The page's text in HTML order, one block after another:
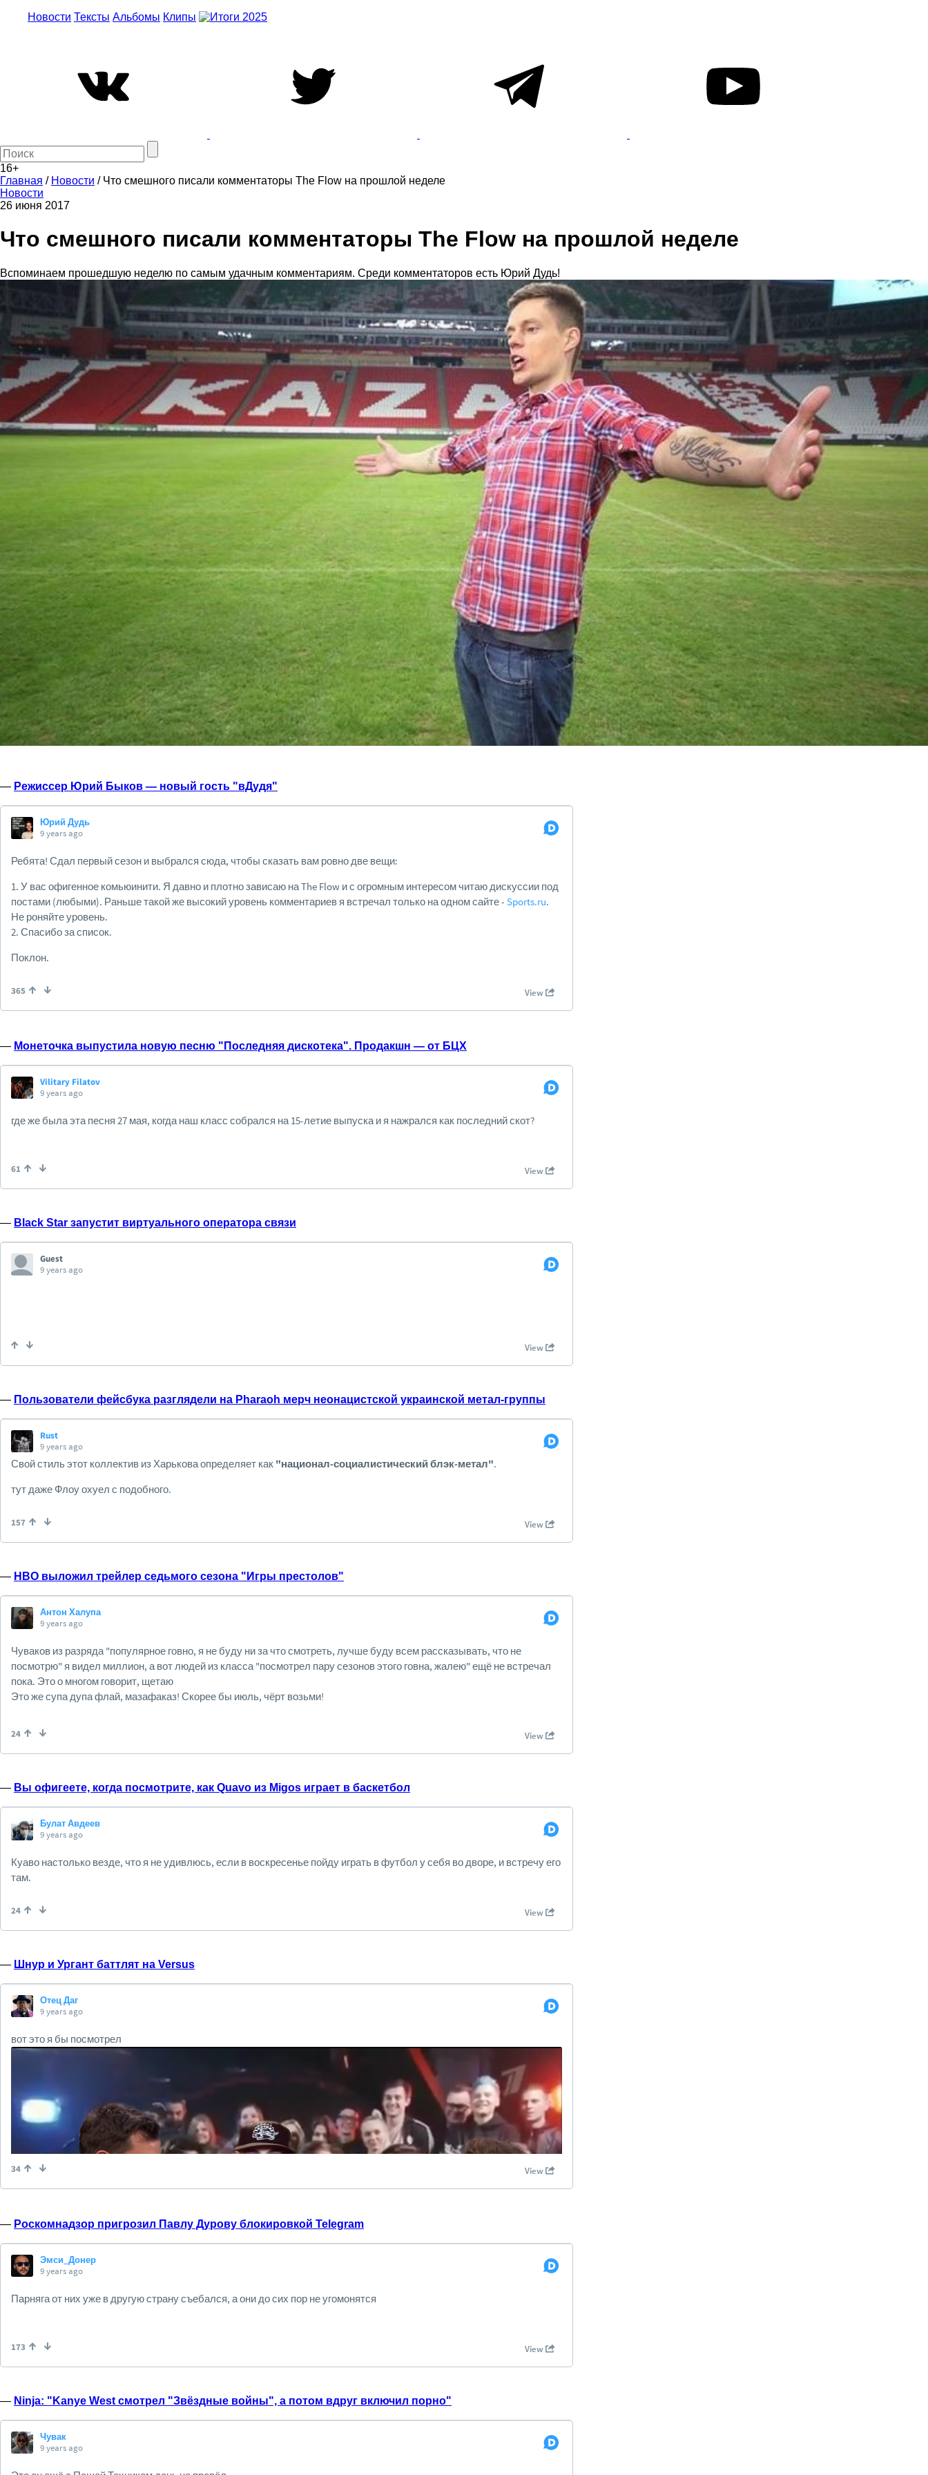
Новости Тексты Альбомы Клипы
16+
Главная / Новости / Что смешного писали комментаторы The Flow на прошлой неделе
Новости
26 июня 2017
Что смешного писали комментаторы The Flow на прошлой неделе
Вспоминаем прошедшую неделю по самым удачным комментариям. Среди комментаторов есть Юрий Дудь!
— Режиссер Юрий Быков — новый гость "вДудя"
— Монеточка выпустила новую песню "Последняя дискотека". Продакшн — от БЦХ
— Black Star запустит виртуального оператора связи
— Пользователи фейсбука разглядели на Pharaoh мерч неонацистской украинской метал-группы
— HBO выложил трейлер седьмого сезона "Игры престолов"
— Вы офигеете, когда посмотрите, как Quavo из Migos играет в баскетбол
— Шнур и Ургант баттлят на Versus
— Роскомнадзор пригрозил Павлу Дурову блокировкой Telegram
— Ninja: "Kanye West смотрел "Звёздные войны", а потом вдруг включил порно"